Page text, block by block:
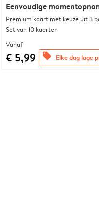
Eenvoudige
Premium kaart met keuze uit 3
Set van 10 kaarten
Vanaf
€ 5,99 offers Elke dag lage